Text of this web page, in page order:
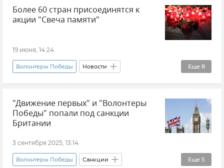
Более 60 стран присоединятся к
акции "Свеча памяти"
19 июня, 14:24
Еще 8
Волонтеры Победы Новости
Свеча памяти
Международная медиагруппа "Россия сегодня"
Новости Крыма
День памяти и скорби
Великая Отечественная война
"Движение первых" и "Волонтеры
Победы" попали под санкции
Британии
3 сентября 2025, 13:14
Еще 5
Волонтеры Победы Санкции